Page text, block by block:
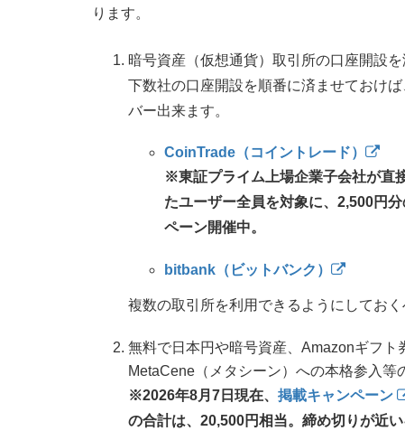
ります。
暗号資産（仮想通貨）取引所の口座開設
下数社の口座開設を順番に済ませておけ
バー出来ます。
CoinTrade（コイントレード）
※東証プライム上場企業子会社が直
たユーザー全員を対象に、2,500円
ペーン開催中。
bitbank（ビットバンク）
複数の取引所を利用できるようにしてお
無料で日本円や暗号資産、Amazonギフト
MetaCene（メタシーン）への本格参入等
※2026年8月7日現在、 掲載キャンペーン
の合計は、20,500円相当。締め切りが近